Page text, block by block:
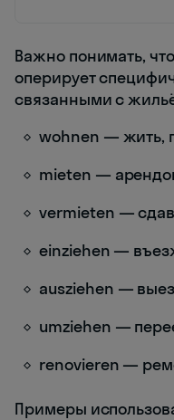
Важно понимать,
оперирует
связанными с
wohnen — жить,
mieten —
vermieten —
einziehen —
ausziehen —
umziehen —
renovieren —
Примеры